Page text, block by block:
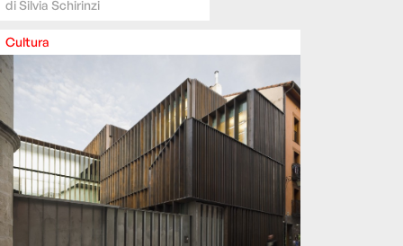
diSilvia Schirinzi
Cultura